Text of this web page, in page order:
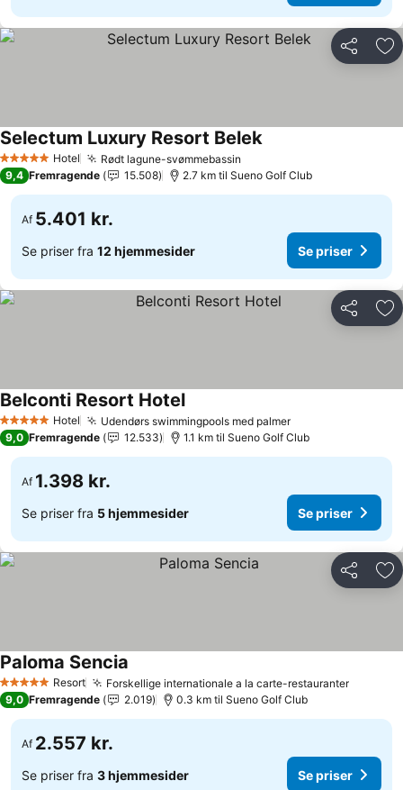
Del
5 Stjerner Hotel Rødt lagune-svømmebassin
Selectum Luxury Resort BelekSe priser
9,4 Fremragende 15.508 2.7 km til Sueno Golf Club
Af 5.401 kr.
Se priser fra 12 hjemmesider Se priser
Del
5 Stjerner Hotel Udendørs swimmingpools med palmerSe priser
Belconti Resort HotelSe priser
9,0 Fremragende 12.533 1.1 km til Sueno Golf Club
Af 1.398 kr.
Se priser fra 5 hjemmesider Se priser
Del
5 Stjerner Resort Forskellige internationale a la carte-restauranterSe
Paloma Sencia
9,0 Fremragende 2.019 0.3 km til Sueno Golf Club
Af 2.557 kr.
Se priser fra 3 hjemmesider Se priser